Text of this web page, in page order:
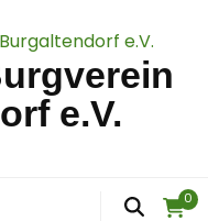
e.V.
0